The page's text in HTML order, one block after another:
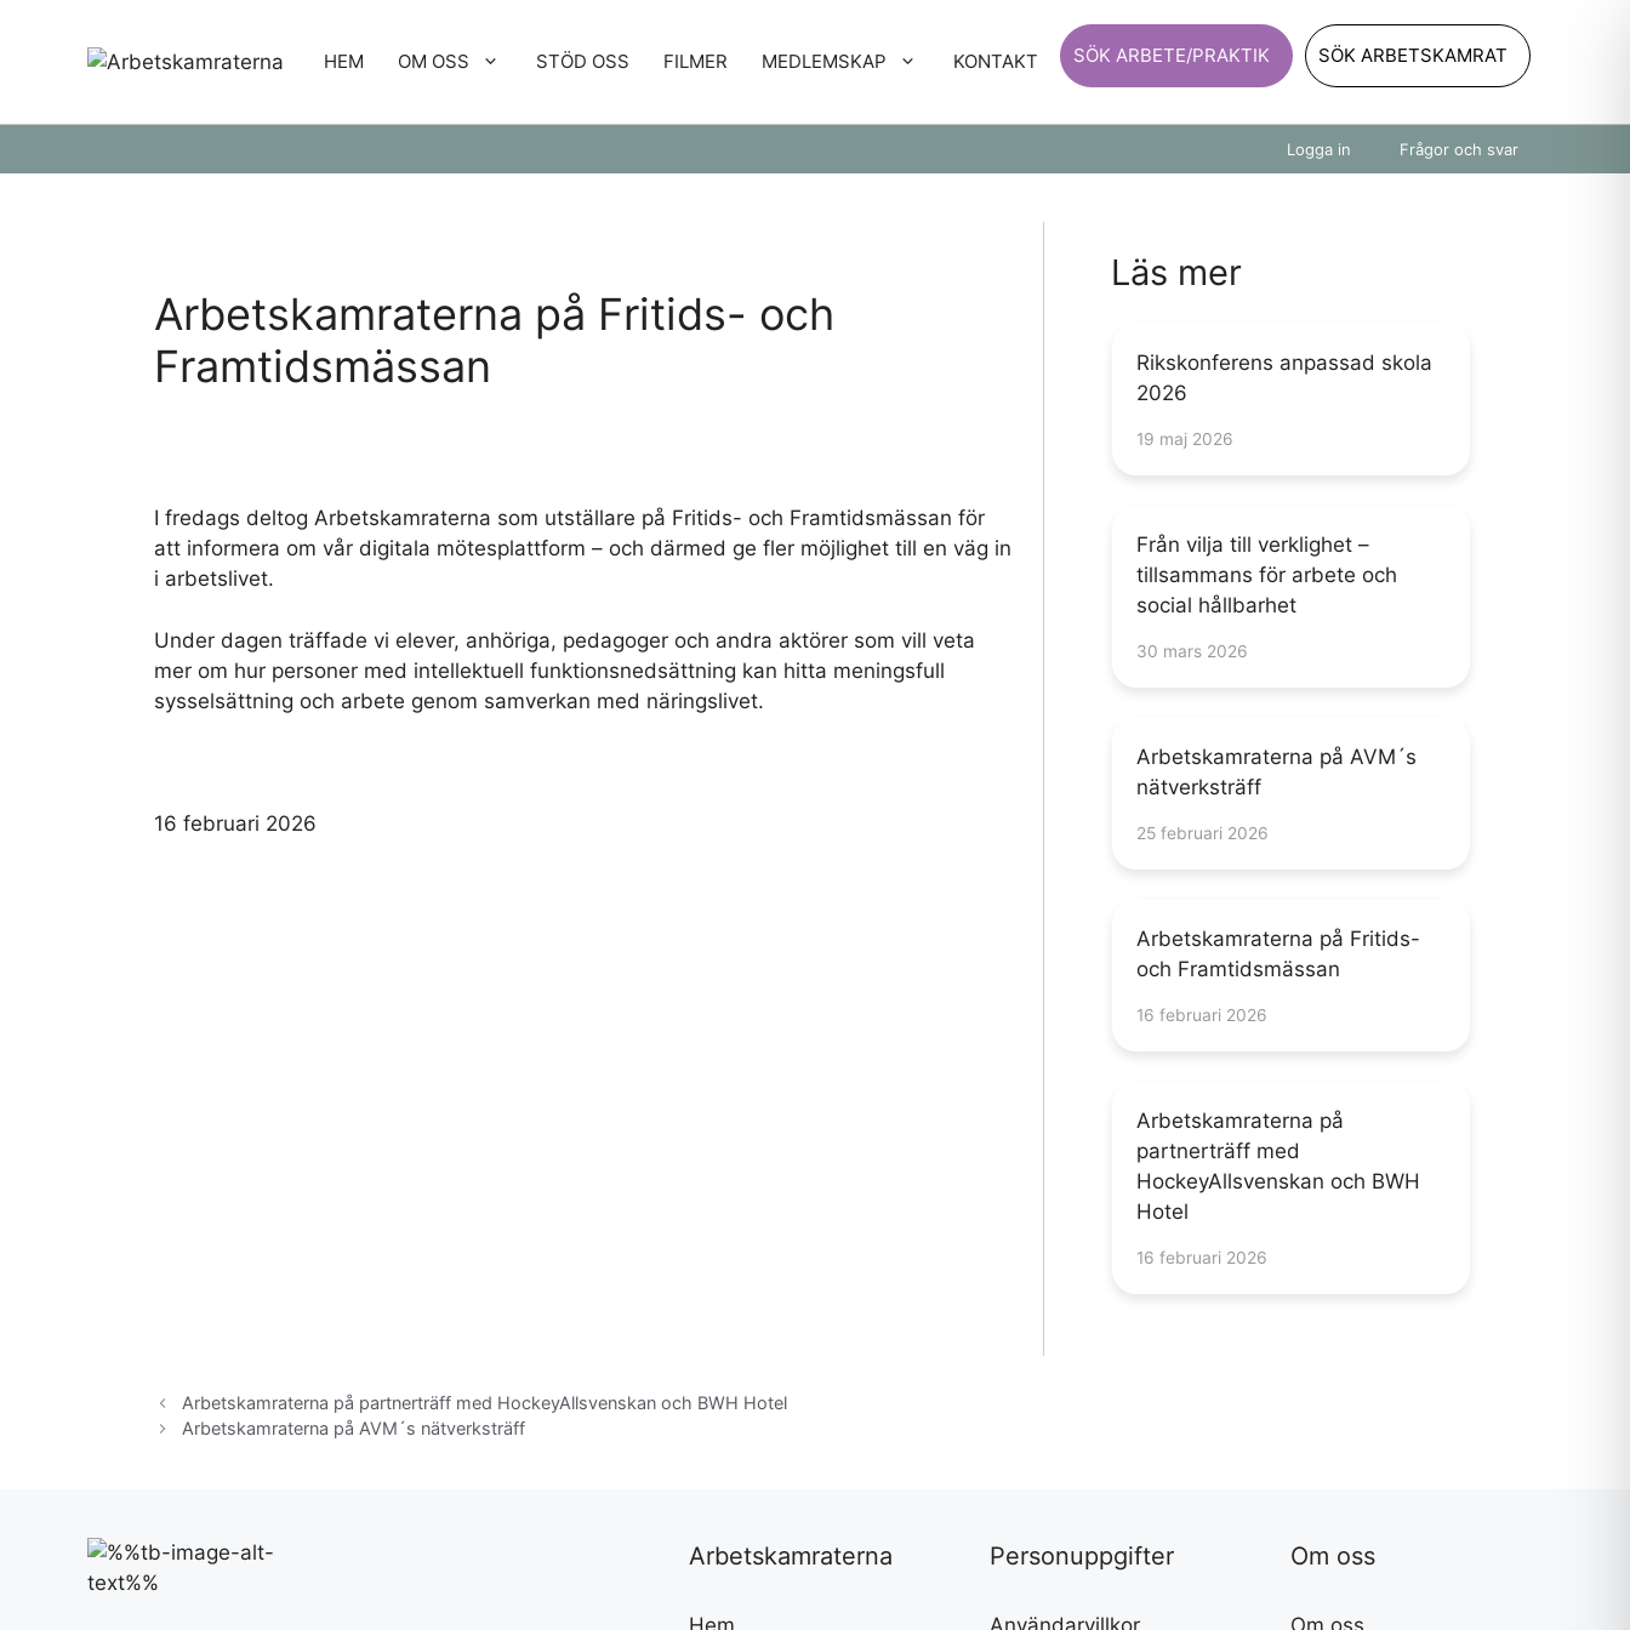
HEM OM OSS STÖD OSS FILMER MEDLEMSKAP KONTAKT SÖK ARBETE/PRAKTIK SÖK ARBETSKAMRAT
Logga in Frågor och svar
Arbetskamraterna på Fritids- och
Framtidsmässan
I fredags deltog Arbetskamraterna som utställare på Fritids- och Framtidsmässan för
att informera om vår digitala mötesplattform – och därmed ge fler möjlighet till en väg in
i arbetslivet.
Under dagen träffade vi elever, anhöriga, pedagoger och andra aktörer som vill veta
mer om hur personer med intellektuell funktionsnedsättning kan hitta meningsfull
sysselsättning och arbete genom samverkan med näringslivet.
16 februari 2026
Läs mer
Rikskonferens anpassad skola
2026
19 maj 2026
Från vilja till verklighet –
tillsammans för arbete och
social hållbarhet
30 mars 2026
Arbetskamraterna på AVM´s
nätverksträff
25 februari 2026
Arbetskamraterna på Fritids-
och Framtidsmässan
16 februari 2026
Arbetskamraterna på
partnerträff med
HockeyAllsvenskan och BWH
Hotel
16 februari 2026
Arbetskamraterna på partnerträff med HockeyAllsvenskan och BWH Hotel
Arbetskamraterna på AVM´s nätverksträff
Arbetskamraterna Personuppgifter Om oss